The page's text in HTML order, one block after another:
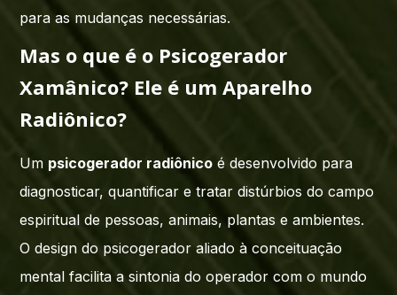
para as mudanças necessárias.
Mas o que é o Psicogerador
Xamânico? Ele é um Aparelho
Radiônico?
Um psicogerador radiônico é desenvolvido para
diagnosticar, quantificar e tratar distúrbios do campo
espiritual de pessoas, animais, plantas e ambientes.
O design do psicogerador aliado à conceituação
mental facilita a sintonia do operador com o mundo